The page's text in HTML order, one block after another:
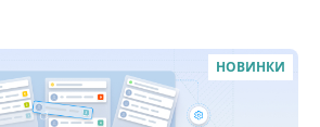
НОВИНКИ